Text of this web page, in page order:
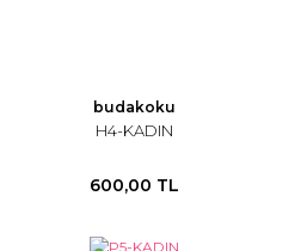
budakoku
H4-KADIN
600,00 TL